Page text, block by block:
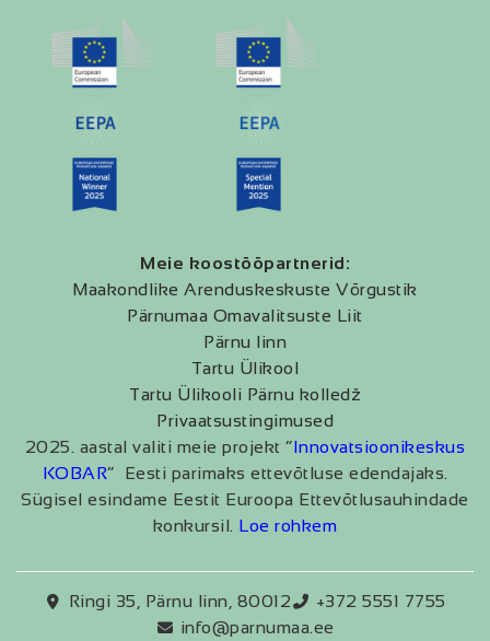
Meie koostööpartnerid:
Maakondlike Arenduskeskuste Võrgustik
Pärnumaa Omavalitsuste Liit
Pärnu linn
Tartu Ülikool
Tartu Ülikooli Pärnu kolledž
Privaatsustingimused
2025. aastal valiti meie projekt “Innovatsioonikeskus
KOBAR” Eesti parimaks ettevõtluse edendajaks.
Sügisel esindame Eestit Euroopa Ettevõtlusauhindade
konkursil. Loe rohkem
Ringi 35, Pärnu linn, 80012
+372 5551 7755
info@parnumaa.ee